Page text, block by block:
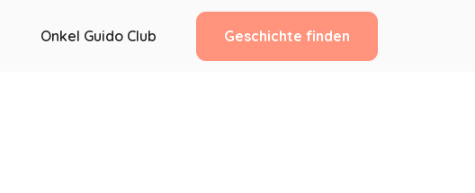
Onkel Guido Club Geschichte finden